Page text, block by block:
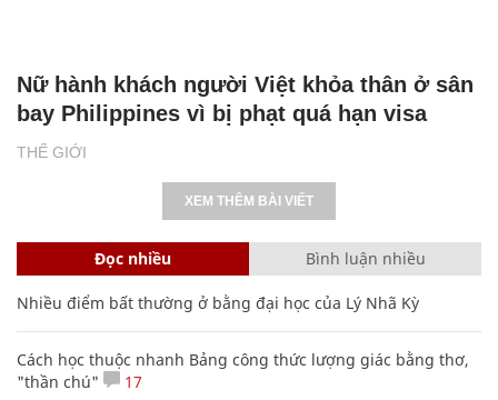
THẾ GIỚI
Nữ hành khách người Việt khỏa thân ở sân
bay Philippines vì bị phạt quá hạn visa
XEM THÊM BÀI VIẾT
Đọc nhiều Bình luận nhiều
Nhiều điểm bất thường ở bằng đại học của Lý Nhã Kỳ
Cách học thuộc nhanh Bảng công thức lượng giác bằng thơ,
"thần chú"
17